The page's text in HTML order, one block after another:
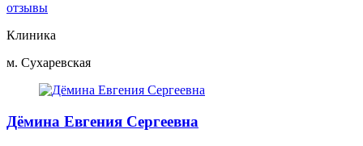
отзывы
Клиника
м. Сухаревская
Дёмина Евгения Сергеевна